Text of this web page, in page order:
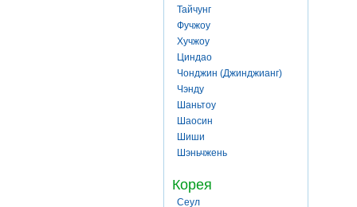
Тайчунг
Фучжоу
Хучжоу
Циндао
Чонджин (Джинджианг)
Чэнду
Шаньтоу
Шаосин
Шиши
Шэньчжень
Корея
Сеул